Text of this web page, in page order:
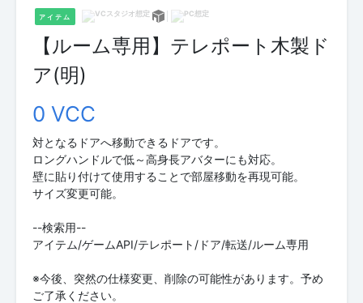
アイテム
【ルーム専用】テレポート木製ド
ア(明)
0 VCC
対となるドアへ移動できるドアです。
ロングハンドルで低～高身長アバターにも対応。
壁に貼り付けて使用することで部屋移動を再現可能。
サイズ変更可能。
--検索用--
アイテム/ゲームAPI/テレポート/ドア/転送/ルーム専用
※今後、突然の仕様変更、削除の可能性があります。予め
ご了承ください。